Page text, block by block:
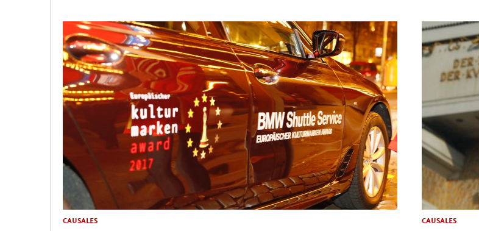
CAUSALES CAUSALES